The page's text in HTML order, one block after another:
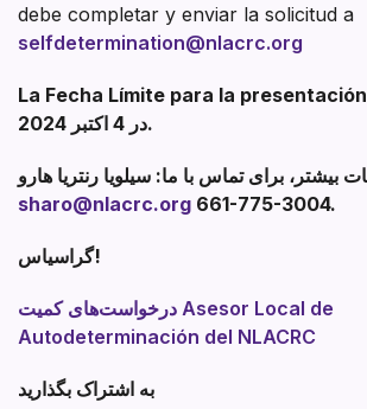
debe completar y enviar la solicitud a
selfdetermination@nlacrc.org
La Fecha Límite para la
در 4 اکتبر 2024.
بیشتر، برای تماس با ما: سیلویا رنتریا هارو
sharo@nlacrc.org 661-775-3004.
گراسیاس!
درخواست‌های کمیت Asesor Local de
Autodeterminación del NLACRC
به اشتراک بگذارید